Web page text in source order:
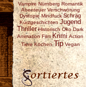
Vampire Nürnberg Romantik
Abenteuer Verschwörung
Dystopie Mindfuck Schräg
Kurzgeschichten Jugend
Thriller Historisch Öko Dark
Animation Film Krimi Action
Tiere Kochen Tip Vegan